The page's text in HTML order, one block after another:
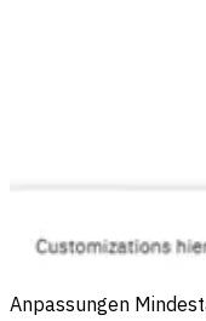
Anpassungen